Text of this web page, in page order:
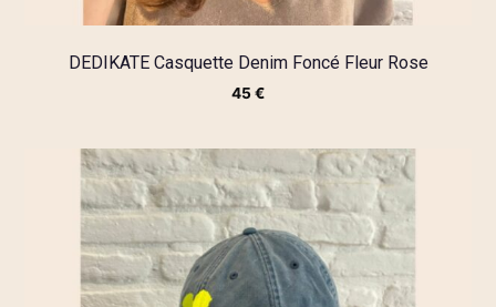
DEDIKATE Casquette Denim Foncé Fleur Rose
45€